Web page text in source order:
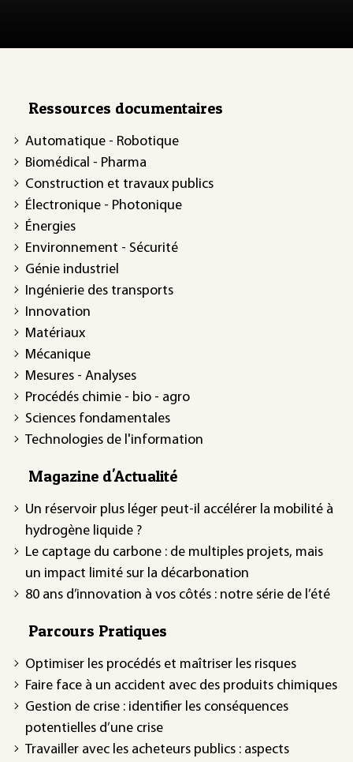
Ressources documentaires
Automatique - Robotique
Biomédical - Pharma
Construction et travaux publics
Électronique - Photonique
Énergies
Environnement - Sécurité
Génie industriel
Ingénierie des transports
Innovation
Matériaux
Mécanique
Mesures - Analyses
Procédés chimie - bio - agro
Sciences fondamentales
Technologies de l'information
Magazine d'Actualité
Un réservoir plus léger peut-il accélérer la mobilité à
hydrogène liquide ?
Le captage du carbone : de multiples projets, mais
un impact limité sur la décarbonation
80 ans d’innovation à vos côtés : notre série de l’été
Parcours Pratiques
Optimiser les procédés et maîtriser les risques
Faire face à un accident avec des produits chimiques
Gestion de crise : identifier les conséquences
potentielles d’une crise
Travailler avec les acheteurs publics : aspects